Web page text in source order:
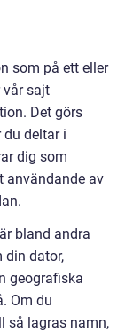
som på ett eller
vår sajt
Det görs
du deltar i
dig som
användande av
bland andra
din dator,
geografiska
Om du
så lagras namn,